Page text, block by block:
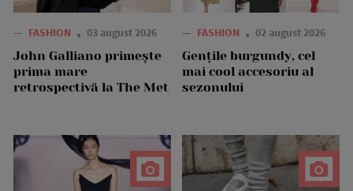
— FASHION 03 august 2026
John Galliano primește
prima mare
retrospectivă la The Met
— FASHION 02 august 2026
Gențile burgundy, cel
mai cool accesoriu al
sezonului